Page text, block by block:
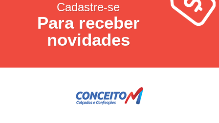
Cadastre-se
Para receber
novidades